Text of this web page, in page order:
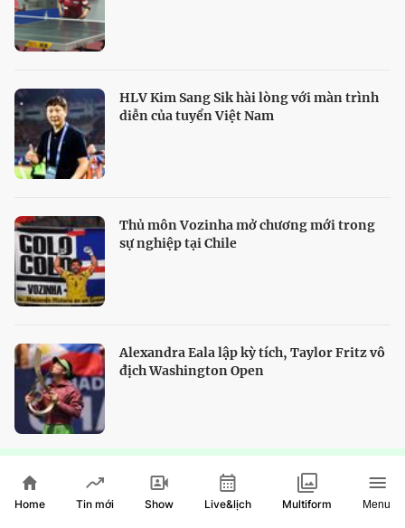
HLV Kim Sang Sik hài lòng với màn trình
diễn của tuyển Việt Nam
Thủ môn Vozinha mở chương mới trong
sự nghiệp tại Chile
Alexandra Eala lập kỳ tích, Taylor Fritz vô
địch Washington Open
HTV Show
Home Tin mới Show Live&lịch Multiform Menu